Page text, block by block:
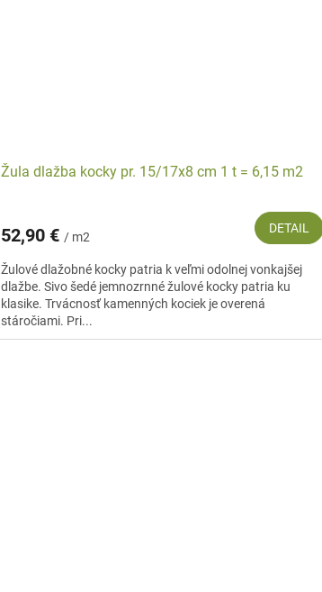
Žula dlažba kocky pr. 15/17x8 cm 1 t = 6,15 m2
52,90 € / m2
DETAIL
Žulové dlažobné kocky patria k veľmi odolnej vonkajšej
dlažbe. Sivo šedé jemnozrnné žulové kocky patria ku
klasike. Trvácnosť kamenných kociek je overená
stáročiami. Pri...